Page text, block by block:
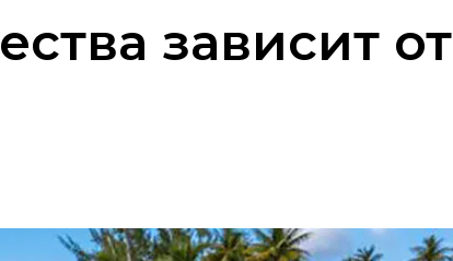
зависит от